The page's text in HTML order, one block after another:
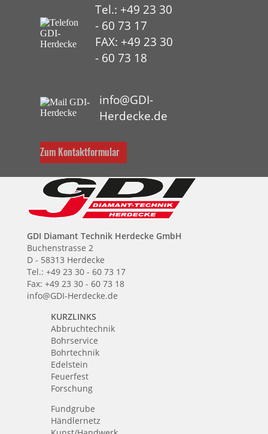
Tel.: +49 23 30
- 60 73 17
FAX: +49 23 30
- 60 73 18
info@GDI-
Herdecke.de
Zum Kontaktformular
GDI Diamant Technik Herdecke GmbH
Buchenstrasse 2
D - 58313 Herdecke
Tel.: +49 23 30 - 60 73 17
Fax: +49 23 30 - 60 73 18
info@GDI-Herdecke.de
KURZLINKS
Abbruchtechnik
Bohrservice
Bohrtechnik
Edelstein
Feuerfest
Forschung
Fundgrube
Händlernetz